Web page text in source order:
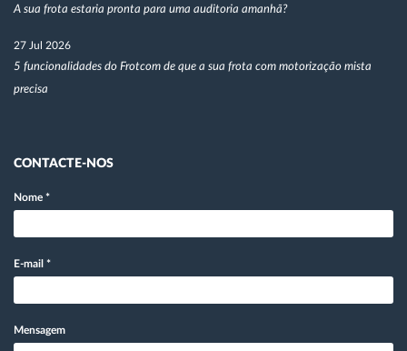
A sua frota estaria pronta para uma auditoria amanhã?
27 Jul 2026
5 funcionalidades do Frotcom de que a sua frota com motorização mista
precisa
CONTACTE-NOS
Nome *
E-mail *
Mensagem